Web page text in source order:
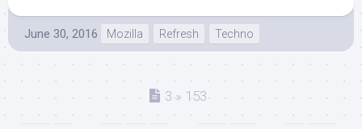
June 30, 2016 Mozilla Refresh Techno
3 » 153